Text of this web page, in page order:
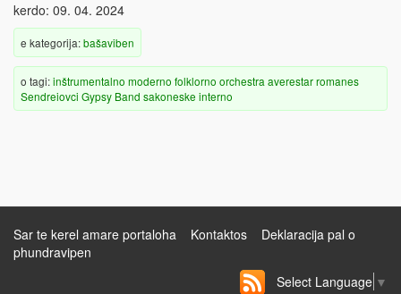
kerdo: 09. 04. 2024
e kategorija:bašaviben
o tagi:inštrumentalno moderno folklorno orchestra averestarromanes
Sendreiovci Gypsy Band sakoneske interno
Sar te kerel amare portaloha Kontaktos
Deklaracija pal o
phundravipen
Select Language ▼